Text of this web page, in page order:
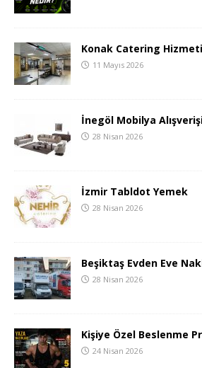
Konak Catering Hizmeti
11 Mayıs 2026
İnegöl Mobilya
28 Nisan 2026
İzmir Tabldot Yemek
28 Nisan 2026
Beşiktaş Evden Eve
28 Nisan 2026
Kişiye Özel Beslenme
24 Nisan 2026